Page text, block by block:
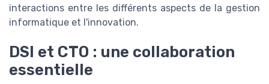
interactions entre les différents aspects de la gestion
informatique et l'innovation.
DSI et CTO : une collaboration
essentielle